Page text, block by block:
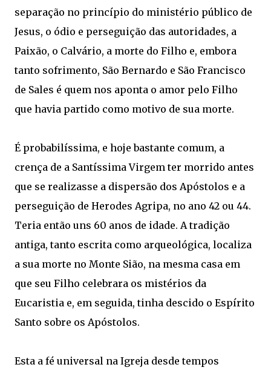
separação no princípio do ministério público de
Jesus, o ódio e perseguição das autoridades, a
Paixão, o Calvário, a morte do Filho e, embora
tanto sofrimento, São Bernardo e São Francisco
de Sales é quem nos aponta o amor pelo Filho
que havia partido como motivo de sua morte.
É probabilíssima, e hoje bastante comum, a
crença de a Santíssima Virgem ter morrido antes
que se realizasse a dispersão dos Apóstolos e a
perseguição de Herodes Agripa, no ano 42 ou 44.
Teria então uns 60 anos de idade. A tradição
antiga, tanto escrita como arqueológica, localiza
a sua morte no Monte Sião, na mesma casa em
que seu Filho celebrara os mistérios da
Eucaristia e, em seguida, tinha descido o Espírito
Santo sobre os Apóstolos.
Esta a fé universal na Igreja desde tempos